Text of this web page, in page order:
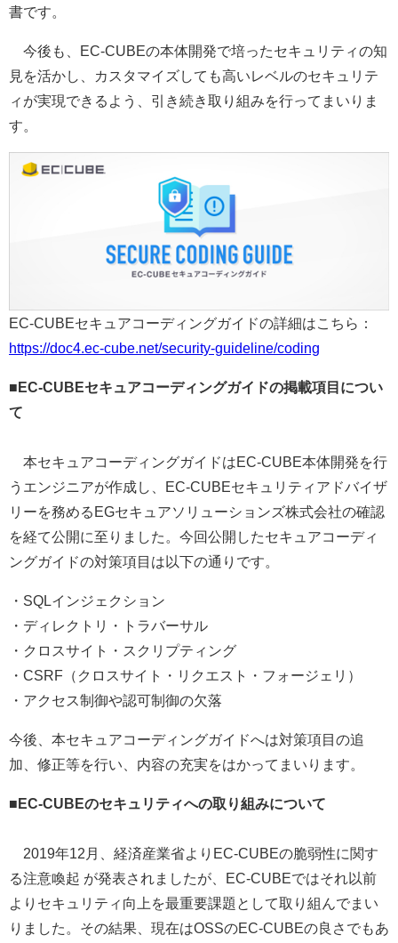
書です。
今後も、EC-CUBEの本体開発で培ったセキュリティの知
見を活かし、カスタマイズしても高いレベルのセキュリテ
ィが実現できるよう、引き続き取り組みを行ってまいりま
す。
EC-CUBEセキュアコーディングガイドの詳細はこちら：
https://doc4.ec-cube.net/security-guideline/coding
■EC-CUBEセキュアコーディングガイドの掲載項目につい
て
本セキュアコーディングガイドはEC-CUBE本体開発を行
うエンジニアが作成し、EC-CUBEセキュリティアドバイザ
リーを務めるEGセキュアソリューションズ株式会社の確認
を経て公開に至りました。今回公開したセキュアコーディ
ングガイドの対策項目は以下の通りです。
・SQLインジェクション
・ディレクトリ・トラバーサル
・クロスサイト・スクリプティング
・CSRF（クロスサイト・リクエスト・フォージェリ）
・アクセス制御や認可制御の欠落
今後、本セキュアコーディングガイドへは対策項目の追
加、修正等を行い、内容の充実をはかってまいります。
■EC-CUBEのセキュリティへの取り組みについて
2019年12月、経済産業省よりEC-CUBEの脆弱性に関す
る注意喚起 が発表されましたが、EC-CUBEではそれ以前
よりセキュリティ向上を最重要課題として取り組んでまい
りました。その結果、現在はOSSのEC-CUBEの良さでもあ